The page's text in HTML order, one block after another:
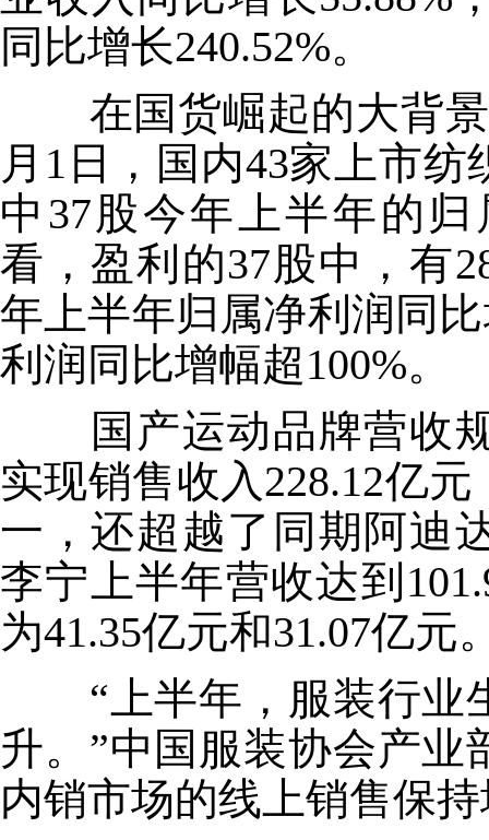
同比增长240.52%。
在国货崛起的大背景
月1日，国内43家上市
中37股今年上半年的
看，盈利的37股中，有
年上半年归属净利润同
利润同比增幅超100%。
国产运动品牌营收规
实现销售收入228.12亿
一，还超越了同期阿迪
李宁上半年营收达到
为41.35亿元和31.07亿元
“上半年，服装行业
升。”中国服装协会产
内销市场的线上销售保